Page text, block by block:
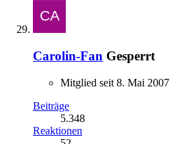
Carolin-Fan Gesperrt
Mitglied seit 8. Mai 2007
Beiträge
5.348
Reaktionen